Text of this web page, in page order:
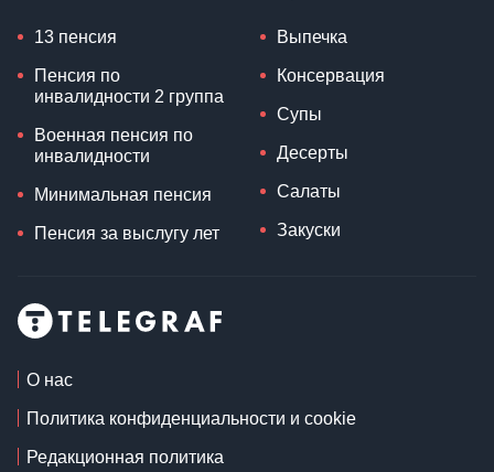
13 пенсия
Пенсия по
инвалидности 2 группа
Военная пенсия по
инвалидности
Минимальная пенсия
Пенсия за выслугу лет
Выпечка
Консервация
Супы
Десерты
Салаты
Закуски
О нас
Политика конфиденциальности и cookie
Редакционная политика